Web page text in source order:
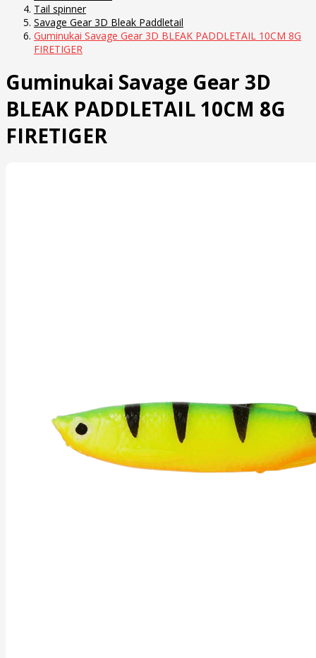
Tail spinner
Savage Gear 3D Bleak Paddletail
Guminukai Savage Gear 3D BLEAK PADDLETAIL 10CM 8G
FIRETIGER
Guminukai Savage Gear 3D
BLEAK PADDLETAIL 10CM 8G
FIRETIGER